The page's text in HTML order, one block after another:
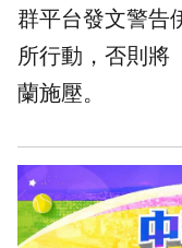
群平台發文警告
所行動，否則將
蘭施壓。